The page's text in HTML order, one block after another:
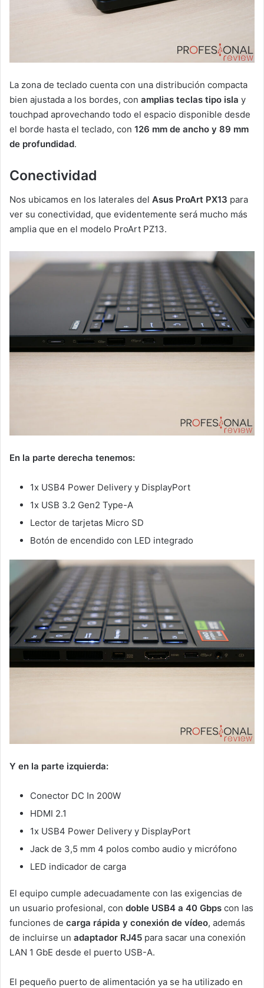
La zona de teclado cuenta con una distribución compacta
bien ajustada a los bordes, con amplias teclas tipo isla y
touchpad aprovechando todo el espacio disponible desde
el borde hasta el teclado, con 126 mm de ancho y 89 mm
de profundidad.
Conectividad
Nos ubicamos en los laterales del Asus ProArt PX13 para
ver su conectividad, que evidentemente será mucho más
amplia que en el modelo ProArt PZ13.
En la parte derecha tenemos:
1x USB4 Power Delivery y DisplayPort
1x USB 3.2 Gen2 Type-A
Lector de tarjetas Micro SD
Botón de encendido con LED integrado
Y en la parte izquierda:
Conector DC In 200W
HDMI 2.1
1x USB4 Power Delivery y DisplayPort
Jack de 3,5 mm 4 polos combo audio y micrófono
LED indicador de carga
El equipo cumple adecuadamente con las exigencias de
un usuario profesional, con doble USB4 a 40 Gbps con las
funciones de carga rápida y conexión de vídeo, además
de incluirse un adaptador RJ45 para sacar una conexión
LAN 1 GbE desde el puerto USB-A.
El pequeño puerto de alimentación ya se ha utilizado en